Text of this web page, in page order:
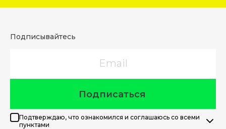
Подписывайтесь
Подписаться
Подтверждаю, что ознакомился и соглашаюсь со всеми
пунктами